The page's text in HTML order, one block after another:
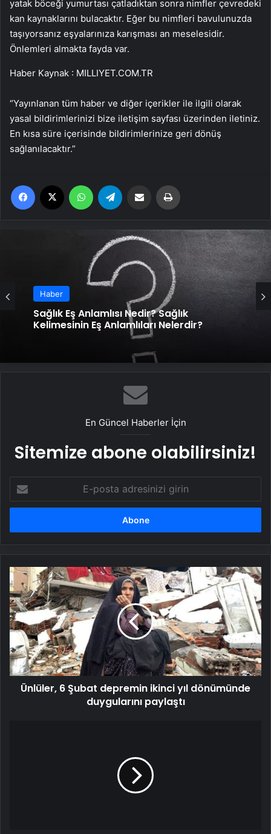
yatak böceği yumurtası çatladıktan sonra nimfler çevredeki
kan kaynaklarını bulacaktır. Eğer bu nimfleri bavulunuzda
taşıyorsanız eşyalarınıza karışması an meselesidir.
Önlemleri almakta fayda var.
Haber Kaynak : MILLIYET.COM.TR
“Yayınlanan tüm haber ve diğer içerikler ile ilgili olarak
yasal bildirimlerinizi bize iletişim sayfası üzerinden iletiniz.
En kısa süre içerisinde bildirimlerinize geri dönüş
sağlanılacaktır.”
Facebook WhatsApp Email'den paylaş
Haber
Sağlık Eş Anlamlısı Nedir? Sağlık
Kelimesinin Eş Anlamlıları Nelerdir?
En Güncel Haberler İçin
Sitemize abone olabilirsiniz!
posta
adresinizi
Ünlüler,
6
Şubat
depremin
ikinci
dönümünde
duygularını
paylaştı
Ünlüler, 6 Şubat depremin ikinci yıl dönümünde
duygularını paylaştı